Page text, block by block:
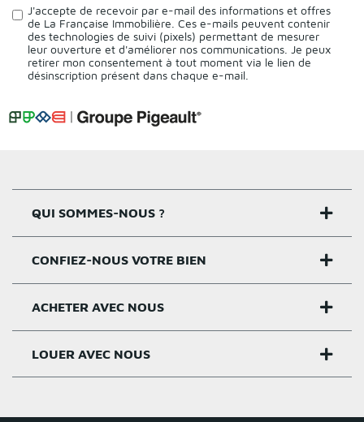
J'accepte de recevoir par e-mail des informations et offres
de La Française Immobilière. Ces e-mails peuvent contenir
des technologies de suivi (pixels) permettant de mesurer
leur ouverture et d'améliorer nos communications. Je peux
retirer mon consentement à tout moment via le lien de
désinscription présent dans chaque e-mail.
QUI SOMMES-NOUS ?
Nos agences
Notre histoire
Nos valeurs
CONFIEZ-NOUS VOTRE BIEN
Estimer un bien
Critères estimation
ACHETER AVEC NOUS
Acheter sur Rennes
LOUER AVEC NOUS